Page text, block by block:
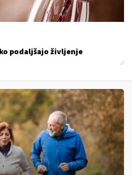
podaljšajo življenje